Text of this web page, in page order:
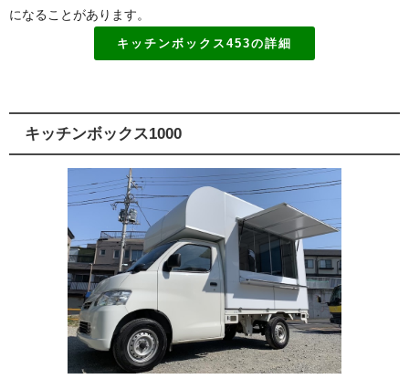
になることがあります。
キッチンボックス453の詳細
キッチンボックス1000